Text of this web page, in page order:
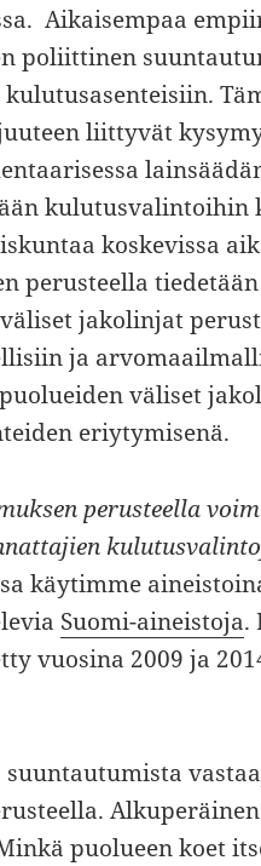
Aikaisempaa
poliittinen
liittyvät
kulutusvalintoihin
koskevissa
perusteella
jakolinjat
ja
väliset
eriytymisenä.
perusteella
käytimme
Suomi-aineistoja.
vuosina 2009 ja
puolueen koet